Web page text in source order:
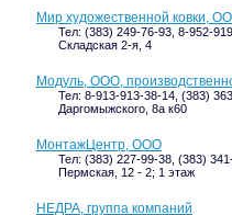
Мир художественной ковки,
Тел: (383) 249-76-93, 8-952-
Складская 2-я, 4
Модуль, ООО,
Тел: 8-913-913-38-14, (383)
Даргомыжского, 8а к60
МонтажЦентр, ООО
Тел: (383) 227-99-38, (383)
Пермская, 12 - 2; 1 этаж
НЕДРА, группа компаний